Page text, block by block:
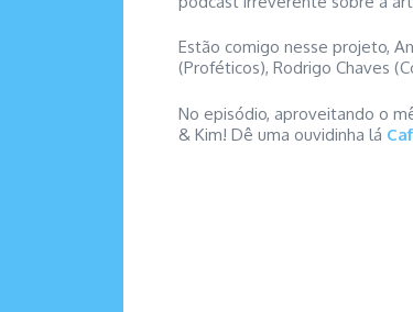
Estão comigo nesse projeto,
(Proféticos), Rodrigo Chaves
No episódio, aproveitando o
& Kim! Dê uma ouvidinha lá